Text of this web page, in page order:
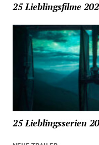
25 Lieblingsfilme
25 Lieblingsserien